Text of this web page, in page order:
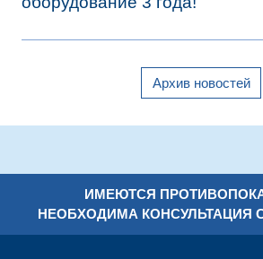
Архив новостей
ИМЕЮТСЯ
НЕОБХОДИМА КОНСУЛЬТАЦИЯ